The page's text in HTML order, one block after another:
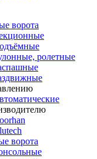
ворота
ролетные
ворота